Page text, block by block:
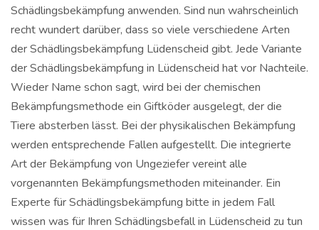
Schädlingsbekämpfung anwenden. Sind nun wahrscheinlich
recht wundert darüber, dass so viele verschiedene Arten
der Schädlingsbekämpfung Lüdenscheid gibt. Jede Variante
der Schädlingsbekämpfung in Lüdenscheid hat vor Nachteile.
Wieder Name schon sagt, wird bei der chemischen
Bekämpfungsmethode ein Giftköder ausgelegt, der die
Tiere absterben lässt. Bei der physikalischen Bekämpfung
werden entsprechende Fallen aufgestellt. Die integrierte
Art der Bekämpfung von Ungeziefer vereint alle
vorgenannten Bekämpfungsmethoden miteinander. Ein
Experte für Schädlingsbekämpfung bitte in jedem Fall
wissen was für Ihren Schädlingsbefall in Lüdenscheid zu tun